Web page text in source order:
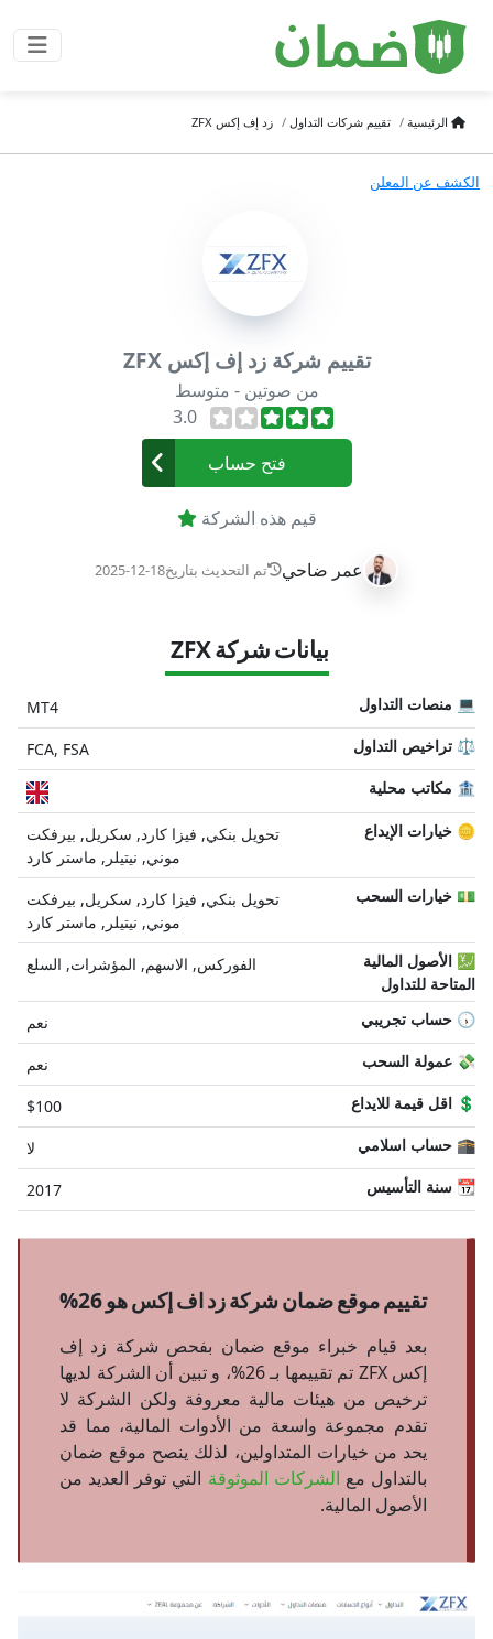
الرئيسية تقييم شركات التداول زد إف إكس ZFX
الكشف عن المعلن
تقييم شركة زد إف إكس ZFX
من صوتين - متوسط
3.0
عمر ضاحي تم التحديث بتاريخ2025-12-18
فتح حساب
قيم هذه الشركة
بيانات شركة ZFX
MT4 💻 منصات التداول
FCA, FSA
⚖️ تراخيص التداول
🏦 مكاتب محلية
تحويل بنكي, فيزا كارد, سكريل, بيرفكت
موني, نيتيلر, ماستر كارد
🪙 خيارات الإيداع
تحويل بنكي, فيزا كارد, سكريل, بيرفكت
موني, نيتيلر, ماستر كارد
💵 خيارات السحب
الفوركس, الاسهم, المؤشرات, السلع
💹 الأصول المالية
المتاحة للتداول
نعم
🕠 حساب تجريبي
نعم 💸 عمولة السحب
$100 💲 اقل قيمة للايداع
لا 🕋 حساب اسلامي
2017 📆 سنة التأسيس
تقييم موقع ضمان شركة زد اف إكس هو 26%
بعد قيام خبراء موقع ضمان بفحص شركة زد إف
إكس ZFX تم تقييمها بـ 26%، و تبين أن الشركة لديها
ترخيص من هيئات مالية معروفة ولكن الشركة لا
تقدم مجموعة واسعة من الأدوات المالية، مما قد
يحد من خيارات المتداولين، لذلك ينصح موقع ضمان
بالتداول مع الشركات الموثوقة التي توفر العديد من
الأصول المالية.